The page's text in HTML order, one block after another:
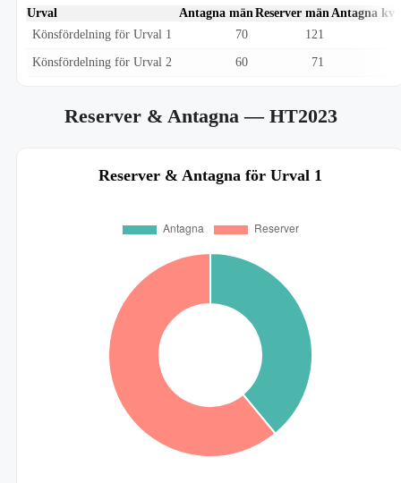
Urval Antagna män Reserver män Antagna
Könsfördelning för Urval 1
70 121
Könsfördelning för Urval 2 60 71
Reserver & Antagna— HT2023
Reserver & Antagna för Urval 1